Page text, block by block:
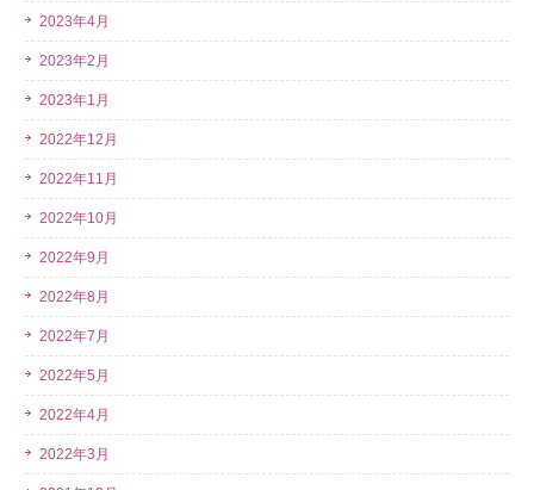
2023年4月
2023年2月
2023年1月
2022年12月
2022年11月
2022年10月
2022年9月
2022年8月
2022年7月
2022年5月
2022年4月
2022年3月